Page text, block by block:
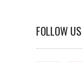
FOLLOW